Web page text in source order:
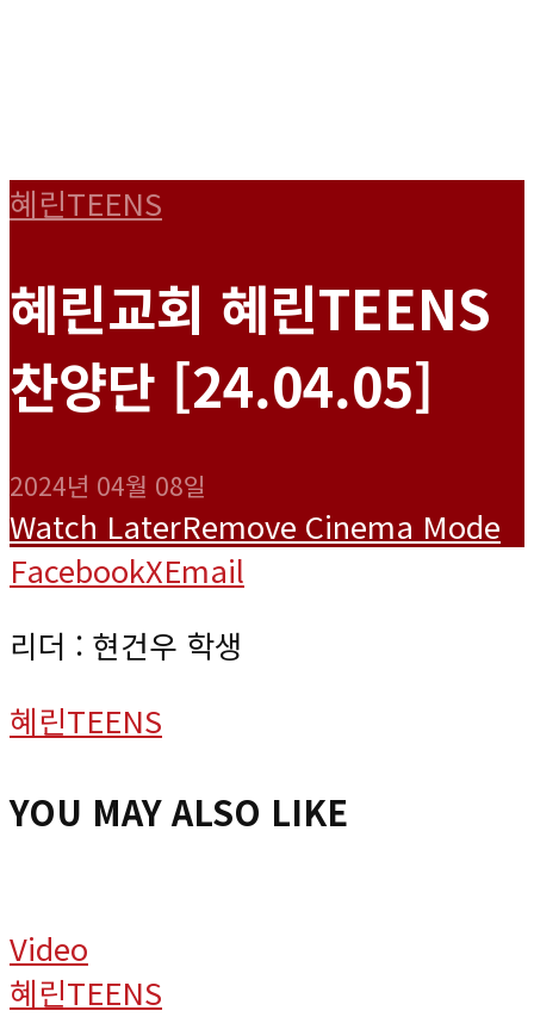
혜린TEENS
혜린교회 혜린TEENS
찬양단 [24.04.05]
2024년 04월 08일
Watch LaterRemove Cinema Mode
FacebookXEmail
리더 : 현건우 학생
혜린TEENS
YOU MAY ALSO LIKE
Video
혜린TEENS